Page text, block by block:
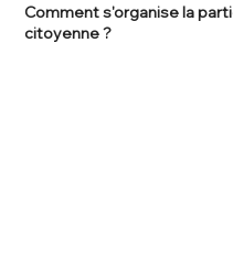
Comment s'organise la
citoyenne ?